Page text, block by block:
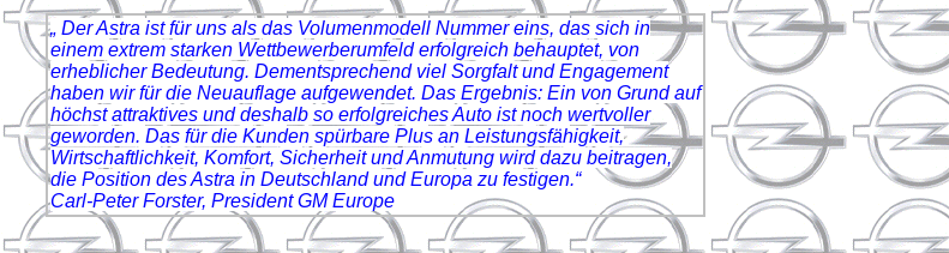
„ Der Astra ist für uns als das Volumenmodell Nummer eins, das sich in
einem extrem starken Wettbewerberumfeld erfolgreich behauptet, von
erheblicher Bedeutung. Dementsprechend viel Sorgfalt und Engagement
haben wir für die Neuauflage aufgewendet. Das Ergebnis: Ein von Grund auf
höchst attraktives und deshalb so erfolgreiches Auto ist noch wertvoller
geworden. Das für die Kunden spürbare Plus an Leistungsfähigkeit,
Wirtschaftlichkeit, Komfort, Sicherheit und Anmutung wird dazu beitragen,
die Position des Astra in Deutschland und Europa zu festigen.“
Carl-Peter Forster, President GM Europe